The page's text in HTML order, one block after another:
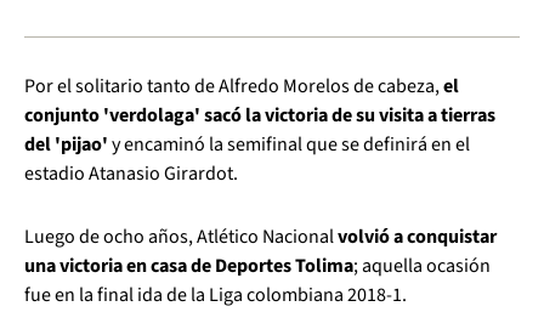
Por el solitario tanto de Alfredo Morelos de cabeza,el
conjunto 'verdolaga' sacó la victoria de su visita a tierras
del 'pijao'y encaminó la semifinal que se definirá en el
estadio Atanasio Girardot.
Luego de ocho años, Atlético Nacionalvolvió a conquistar
una victoria en casa de Deportes Tolima; aquella ocasión
fue en la final ida de la Liga colombiana 2018-1.